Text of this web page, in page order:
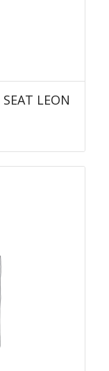
LEON